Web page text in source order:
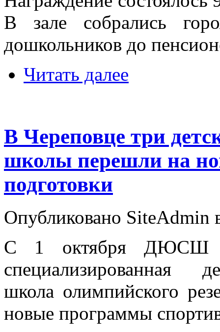
В зале собрались
дошкольников до
Читать далее
В Череповце три
школы перешли на
подготовки
Опубликовано SiteAdmin
С 1 октября
специализированная
школа олимпийского
новые программы